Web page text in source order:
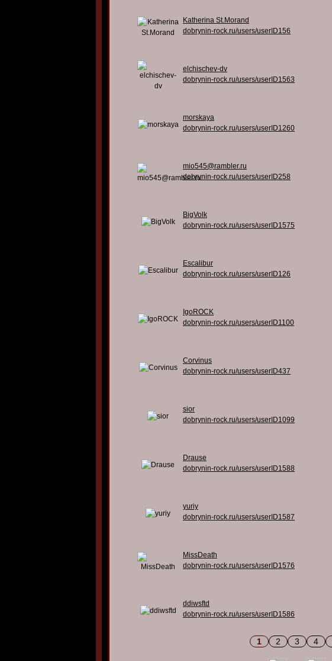
Katherina St.Morand
dobrynin-rock.ru/users/userID156
elchischev-dv
dobrynin-rock.ru/users/userID1563
morskaya
dobrynin-rock.ru/users/userID1260
mio545@rambler.ru
dobrynin-rock.ru/users/userID258
BigVolk
dobrynin-rock.ru/users/userID1575
Escalibur
dobrynin-rock.ru/users/userID126
IgoROCK
dobrynin-rock.ru/users/userID1100
Corvinus
dobrynin-rock.ru/users/userID437
sior
dobrynin-rock.ru/users/userID1099
Drause
dobrynin-rock.ru/users/userID1588
yuriy
dobrynin-rock.ru/users/userID1587
MissDeath
dobrynin-rock.ru/users/userID1576
ddiwsftd
dobrynin-rock.ru/users/userID1586
1 2 3 4